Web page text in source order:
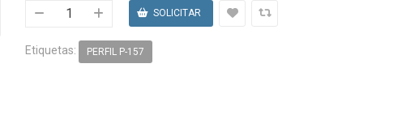
Etiquetas: PERFIL P-157